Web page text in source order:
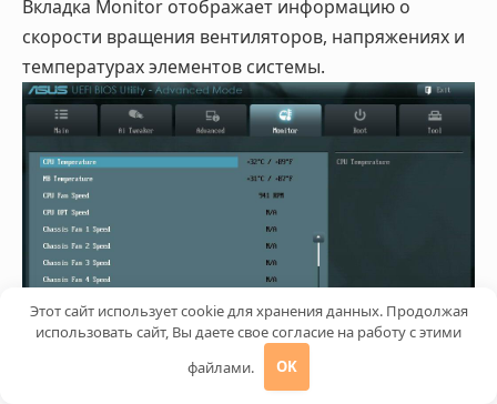
Вкладка Monitor отображает информацию о
скорости вращения вентиляторов, напряжениях и
температурах элементов системы.
Этот сайт использует cookie для хранения данных. Продолжая
использовать сайт, Вы даете свое согласие на работу с этими
файлами.
OK